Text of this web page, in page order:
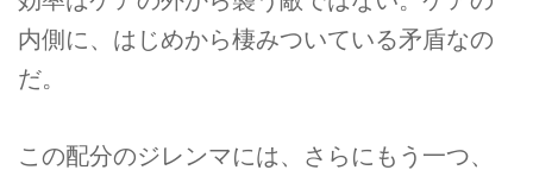
内側に、はじめから棲みついている矛盾なの
だ。
この配分のジレンマには、さらにもう一つ、